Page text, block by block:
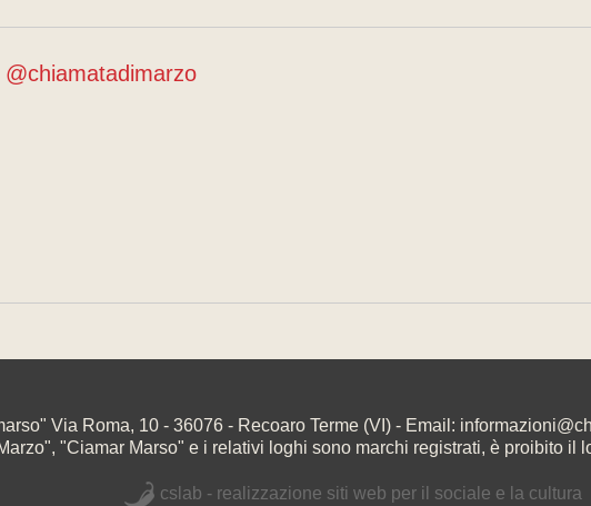
Via Roma, 10 - 36076 - Recoaro Terme (VI) - Email:
"Ciamar Marso" e i relativi loghi sono marchi registrati, è proibito il
cslab - realizzazione siti web per il sociale e la cultura